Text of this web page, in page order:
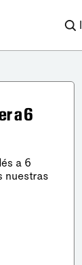
a 6
a 6
nuestras